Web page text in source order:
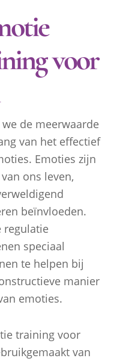
voor
de meerwaarde
van het effectief
Emoties zijn
ons leven,
beïnvloeden.
regulatie
speciaal
te helpen bij
manier
emoties.
training voor
van